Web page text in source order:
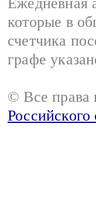
которые в
счетчика
графе
© Все права
Российского